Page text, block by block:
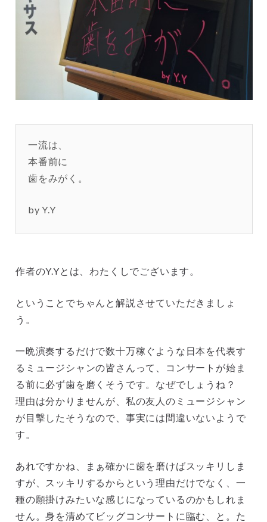
一流は、
本番前に
歯をみがく。
by Y.Y
作者のY.Yとは、わたくしでございます。
ということでちゃんと解説させていただきましょ
う。
一晩演奏するだけで数十万稼ぐような日本を代表す
るミュージシャンの皆さんって、コンサートが始ま
る前に必ず歯を磨くそうです。なぜでしょうね？
理由は分かりませんが、私の友人のミュージシャン
が目撃したそうなので、事実には間違いないようで
す。
あれですかね、まぁ確かに歯を磨けばスッキリしま
すが、スッキリするからという理由だけでなく、一
種の願掛けみたいな感じになっているのかもしれま
せん。身を清めてビッグコンサートに臨む、と。た